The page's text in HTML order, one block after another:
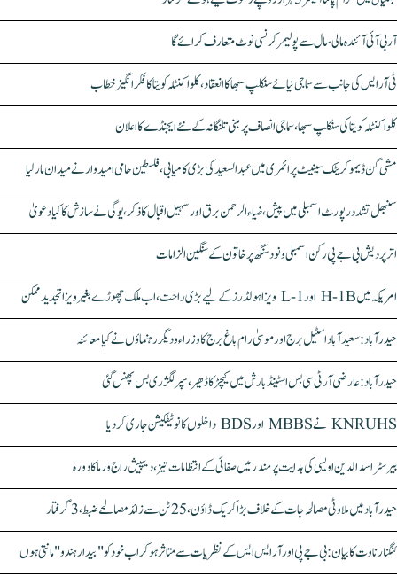
آر بی آئی آئندہ مالی سال سے پولیمر کرنسی نوٹ متعارف کرائے گا
ٹی آر ایس کی جانب سے سماجی نیائے سنکلپ سبھا کا انعقاد، کلواکنٹلہ کویتا کا فکر انگیز خطاب
کلواکنٹلہ کویتا کی سنکلپ سبھا، سماجی انصاف پر مبنی تلنگانہ کے نئے ایجنڈے کا اعلان
مشی گن ڈیموکریٹک سینیٹ پرائمری میں عبدالسعید کی بڑی کامیابی، فلسطین حامی امیدوار نے میدان مار لیا
سنبھل تشدد رپورٹ اسمبلی میں پیش، ضیاء الرحمٰن برق اور سہیل اقبال کا ذکر، یوگی نے سازش کا کیا دعویٰ
اتر پردیش بی جے پی رکن اسمبلی ونود سنگھ پر خاتون کے سنگین الزامات
امریکہ میں H-1B اور L-1 ویزا ہولڈرز کے لیے بڑی راحت، اب ملک چھوڑے بغیر ویزا تجدید ممکن
حیدرآباد: سعیدآباد اسٹیل برج اور موسیٰ رام باغ برج کا وزراء و دیگر رہنماؤں نے کیا معائنہ
حیدرآباد: عارضی آر ٹی سی بس اسٹینڈ بارش میں کیچڑ کا ڈھیر، سپر لگژری بس پھنس گئی
KNRUHS نے MBBS اور BDS داخلوں کا نوٹیفکیشن جاری کر دیا
بیرسٹر اسدالدین اویسی کی ہدایت پر مندر میں صفائی کے انتظامات تیز، دیپیش راج ورما کا دورہ
حیدرآباد میں ملاوٹی مصالحہ جات کے خلاف بڑا کریک ڈاؤن، 25 ٹن سے زائد مصالحے ضبط، 3 گرفتار
کنگنا رناوت کا بیان: بی جے پی اور آر ایس ایس کے نظریات سے متاثر ہو کر اب خود کو "بیدار ہندو" مانتی ہوں